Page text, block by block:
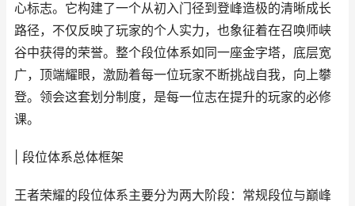
心标志。它构建了一个从初入门径到登峰造极的清晰成长
路径，不仅反映了玩家的个人实力，也象征着在召唤师峡
谷中获得的荣誉。整个段位体系如同一座金字塔，底层宽
广，顶端耀眼，激励着每一位玩家不断挑战自我，向上攀
登。领会这套划分制度，是每一位志在提升的玩家的必修
课。
| 段位体系总体框架
王者荣耀的段位体系主要分为两大阶段：常规段位与巅峰